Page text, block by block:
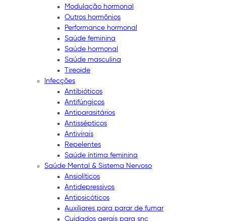
Modulação hormonal
Outros hormônios
Performance hormonal
Saúde feminina
Saúde hormonal
Saúde masculina
Tireoide
Infecções
Antibióticos
Antifúngicos
Antiparasitários
Antissépticos
Antivirais
Repelentes
Saúde íntima feminina
Saúde Mental & Sistema Nervoso
Ansiolíticos
Antidepressivos
Antipsicóticos
Auxiliares para parar de fumar
Cuidados gerais para snc